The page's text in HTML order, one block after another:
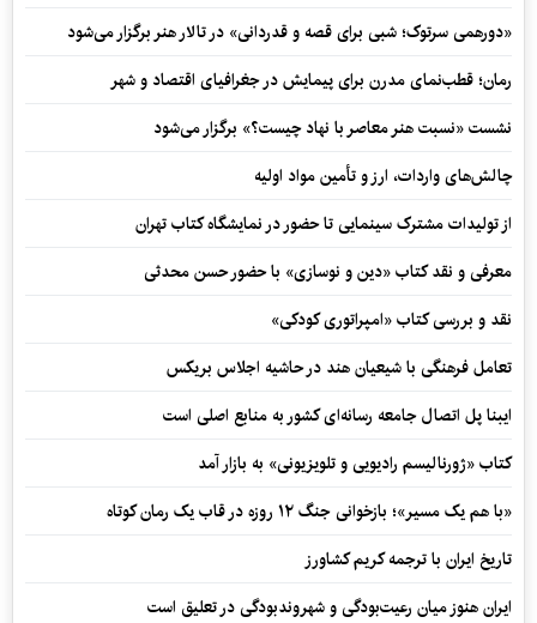
«دورهمی سرتوک؛ شبی برای قصه و قدردانی» در تالار هنر برگزار می‌شود
رمان؛ قطب‌نمای مدرن برای پیمایش در جغرافیای اقتصاد و شهر
نشست «نسبت هنر معاصر با نهاد چیست؟» برگزار می‌شود
چالش‌های واردات، ارز و تأمین مواد اولیه
از تولیدات مشترک سینمایی تا حضور در نمایشگاه کتاب تهران
معرفی و نقد کتاب «دین و نوسازی» با حضور حسن محدثی
نقد و بررسی کتاب «امپراتوری کودکی»
تعامل فرهنگی با شیعیان هند در حاشیه اجلاس بریکس
ایبنا پل اتصال جامعه رسانه‌ای کشور به منابع اصلی است
کتاب «ژورنالیسم رادیویی و تلویزیونی» به بازار آمد
«با هم یک مسیر»؛ بازخوانی جنگ ۱۲ روزه در قاب یک رمان کوتاه
تاریخ ایران با ترجمه کریم کشاورز
ایران هنوز میان رعیت‌بودگی و شهروندبودگی در تعلیق است